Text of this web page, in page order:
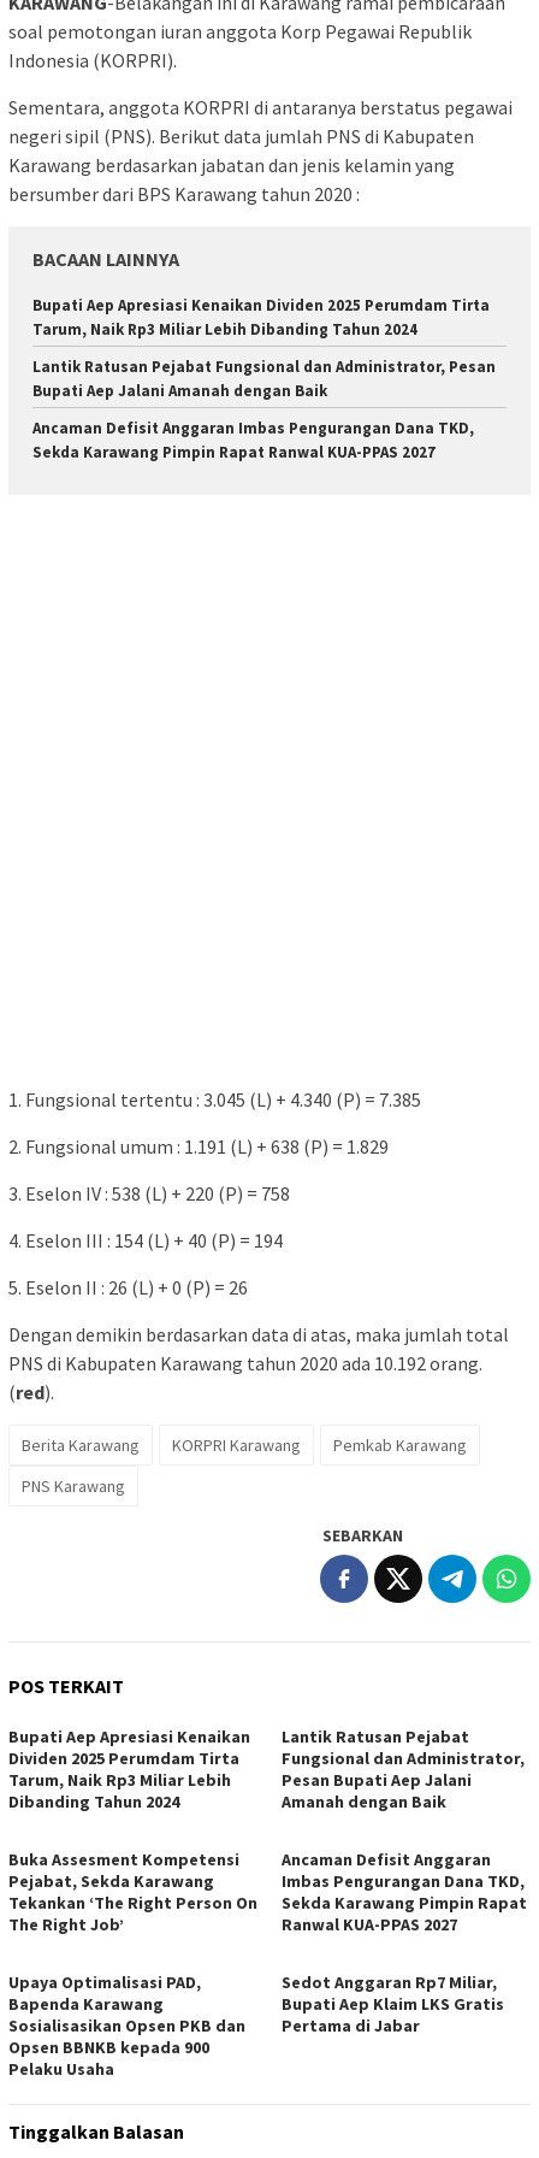
soal pemotongan iuran anggota Korp Pegawai Republik
Indonesia (KORPRI).
Sementara, anggota KORPRI di antaranya berstatus pegawai
negeri sipil (PNS). Berikut data jumlah PNS di Kabupaten
Karawang berdasarkan jabatan dan jenis kelamin yang
bersumber dari BPS Karawang tahun 2020 :
BACAAN LAINNYA
Bupati Aep Apresiasi Kenaikan Dividen 2025 Perumdam Tirta
Tarum, Naik Rp3 Miliar Lebih Dibanding Tahun 2024
Lantik Ratusan Pejabat Fungsional dan Administrator, Pesan
Bupati Aep Jalani Amanah dengan Baik
Ancaman Defisit Anggaran Imbas Pengurangan Dana TKD,
Sekda Karawang Pimpin Rapat Ranwal KUA-PPAS 2027
1. Fungsional tertentu : 3.045 (L) + 4.340 (P) = 7.385
2. Fungsional umum : 1.191 (L) + 638 (P) = 1.829
3. Eselon IV : 538 (L) + 220 (P) = 758
4. Eselon III : 154 (L) + 40 (P) = 194
5. Eselon II : 26 (L) + 0 (P) = 26
Dengan demikin berdasarkan data di atas, maka jumlah total
PNS di Kabupaten Karawang tahun 2020 ada 10.192 orang.
(red).
Berita Karawang KORPRI Karawang
Pemkab Karawang
PNS Karawang
SEBARKAN
POS TERKAIT
Bupati Aep Apresiasi Kenaikan
Dividen 2025 Perumdam Tirta
Tarum, Naik Rp3 Miliar Lebih
Dibanding Tahun 2024
Lantik Ratusan Pejabat
Fungsional dan Administrator,
Pesan Bupati Aep Jalani
Amanah dengan Baik
Buka Assesment Kompetensi
Pejabat, Sekda Karawang
Tekankan ‘The Right Person On
The Right Job’
Ancaman Defisit Anggaran
Imbas Pengurangan Dana TKD,
Sekda Karawang Pimpin Rapat
Ranwal KUA-PPAS 2027
Upaya Optimalisasi PAD,
Bapenda Karawang
Sosialisasikan Opsen PKB dan
Opsen BBNKB kepada 900
Pelaku Usaha
Sedot Anggaran Rp7 Miliar,
Bupati Aep Klaim LKS Gratis
Pertama di Jabar
Tinggalkan Balasan